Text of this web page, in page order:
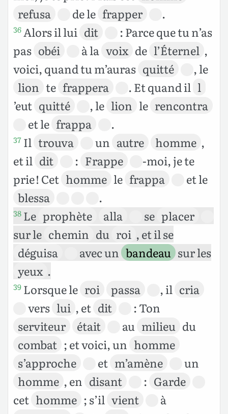
refusa
de le frapper .
36Alors il lui dit
: Parce que tu n’as
pas obéi à la voix de l’Éternel ,
voici, quand tu m’auras quitté
, le
lion te frappera . Et quand il l
’eut quitté , le lion le rencontra
et le frappa .
37 Il trouva un autre homme ,
et il dit : Frappe
-moi, je te
prie ! Cet homme le frappa
et le
blessa
.
38 Le prophète alla se placer
sur le chemin du roi , et il se
déguisa
avec un bandeau sur les
yeux .
39 Lorsque le roi passa , il cria
vers lui , et dit
: Ton
serviteur
était au milieu du
combat ; et voici, un homme
s’approche
et m’amène
un
homme , en disant : Garde
cet homme ; s’il vient
à